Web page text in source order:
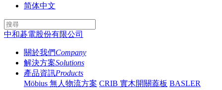
简体中文
中和碁電股份有限公司
關於我們Company
解決方案Solutions
產品資訊Products
Möbius 無人物流方案 CRIB 實木開關蓋板 BASLER